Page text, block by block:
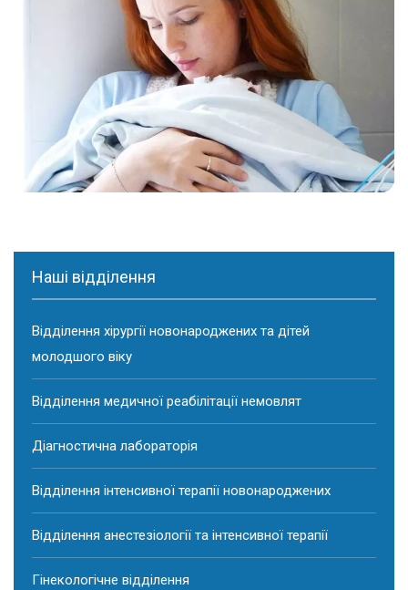
Наші відділення
Відділення хірургії новонароджених та дітей
молодшого віку
Відділення медичної реабілітації немовлят
Діагностична лабораторія
Відділення інтенсивної терапії новонароджених
Відділення анестезіології та інтенсивної терапії
Гінекологічне відділення